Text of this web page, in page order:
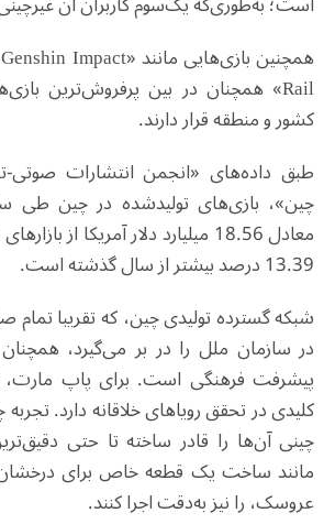
کشور و منطقه قرار دارند.
طبق داده‌های «انجمن انتشارات صوتی-
معادل 18.56 میلیارد دلار آمریکا از
13.39 درصد بیشتر از سال گذشته است.
شبکه گسترده تولیدی چین، که تقریبا تمام
در سازمان ملل را در بر می‌گیرد،
پیشرفت فرهنگی است. برای پاپ
کلیدی در تحقق رویاهای خلاقانه دارد.
چینی آن‌ها را قادر ساخته تا حتی
مانند ساخت یک قطعه خاص برای
عروسک، را نیز به‌دقت اجرا کنند.